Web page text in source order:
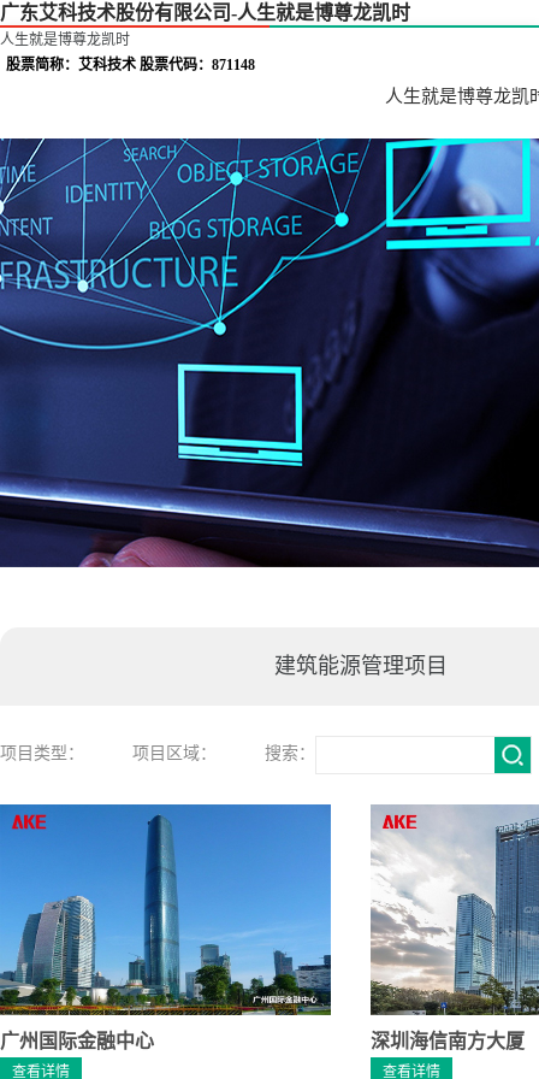
广东艾科技术股份有限公司-人生就是博尊龙凯时
人生就是博尊龙凯时
股票简称：艾科技术 股票代码：871148
人生就是博尊龙凯
建筑能源管理项目
项目类型： 项目区域： 搜索：
广州国际金融中心
查看详情
深圳海信南方大厦
查看详情